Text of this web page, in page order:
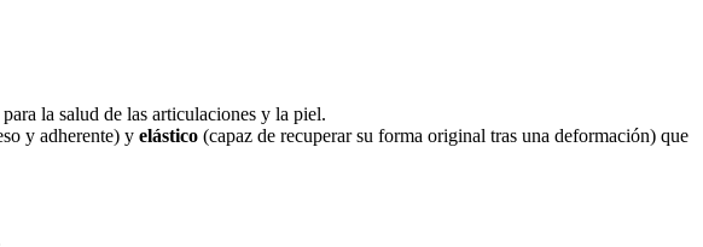
la salud de las articulaciones y la piel.
y adherente) y elástico (capaz de recuperar su forma original tras una deformación) que